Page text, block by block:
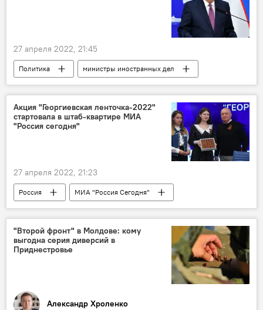
27 апреля 2022, 21:45
Политика
министры иностранных дел
назначения
Акция "Георгиевская ленточка-2022"
стартовала в штаб-квартире МИА
"Россия сегодня"
27 апреля 2022, 21:23
Россия
МИА "Россия Сегодня"
Георгиевская ленточка
"Второй фронт" в Молдове: кому
выгодна серия диверсий в
Приднестровье
Александр Хроленко